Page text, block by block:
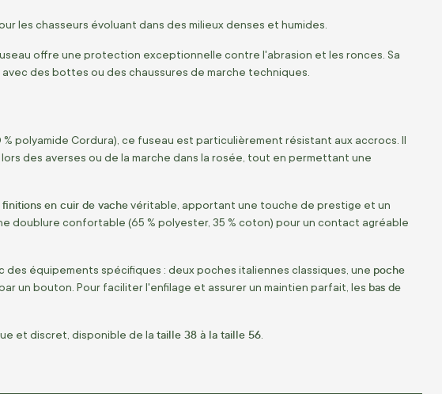
les chasseurs évoluant dans des milieux denses et humides.
offre une protection exceptionnelle contre l'abrasion et les ronces. Sa
des bottes ou des chaussures de marche techniques.
polyamide Cordura), ce fuseau est particulièrement résistant aux accrocs. Il
des averses ou de la marche dans la rosée, tout en permettant une
finitions en cuir de vachevéritable, apportant une touche de prestige et un
confortable (65 % polyester, 35 % coton) pour un contact agréable
équipements spécifiques : deux poches italiennes classiques, une poche
un bouton. Pour faciliter l'enfilage et assurer un maintien parfait, les bas de
et discret, disponible de la taille 38 à la taille 56